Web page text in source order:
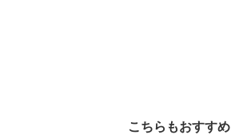
こちらもおすすめ